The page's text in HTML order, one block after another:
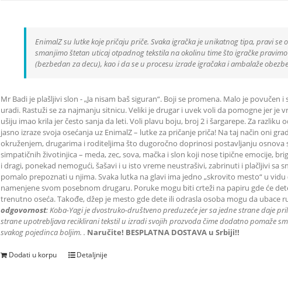
EnimalZ su lutke koje pričaju priče. Svaka igračka je unikatnog tipa, pravi se
smanjimo štetan uticaj otpadnog tekstila na okolinu time što igračke
(bezbedan za decu), kao i da se u procesu izrade igračaka i ambalaže
Mr Badi je plašljivi slon - „Ja nisam baš siguran“. Boji se promena. Malo je
uradi. Rastuži se za najmanju sitnicu. Veliki je drugar i uvek voli da pomogne jer je
ušiju imao krila jer često sanja da leti. Voli plavu boju, broj 2 i šargarepe. Za razliku
jasno izraze svoja osećanja uz EnimalZ – lutke za pričanje priča! Na taj način oni
okruženjem, drugarima i roditeljima što dugoročno doprinosi postavljanju osnova
simpatičnih životinjica – meda, zec, sova, mačka i slon koji nose tipične emocije,
i dragi, ponekad nemogući, šašavi i u isto vreme neustrašivi, zabrinuti i plačljivi sa
pomalo prepoznati u njima. Svaka lutka na glavi ima jedno „skrovito mesto“ u
namenjene svom posebnom drugaru. Poruke mogu biti crteži na papiru gde će
trenutno oseća. Takođe, džep je mesto gde dete ili odrasla osoba mogu da ubace
odgovornost: Koba-Yagi je dvostruko-društveno preduzeće jer sa jedne strane daje
strane upotrebljava reciklirani tekstil u izradi svojih prozvoda čime dodatno pomaže
svakog pojedinca boljim. . Naručite! BESPLATNA DOSTAVA u Srbiji!!
Dodati u korpu Detaljnije